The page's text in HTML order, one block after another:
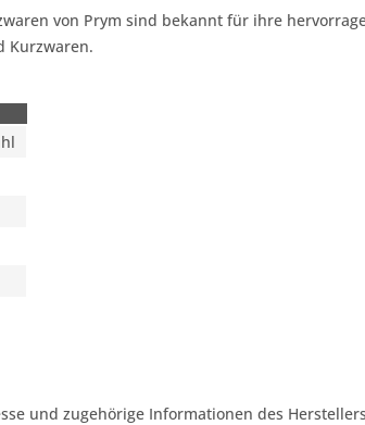
von Prym sind bekannt für ihre
Kurzwaren.
und zugehörige Informationen des